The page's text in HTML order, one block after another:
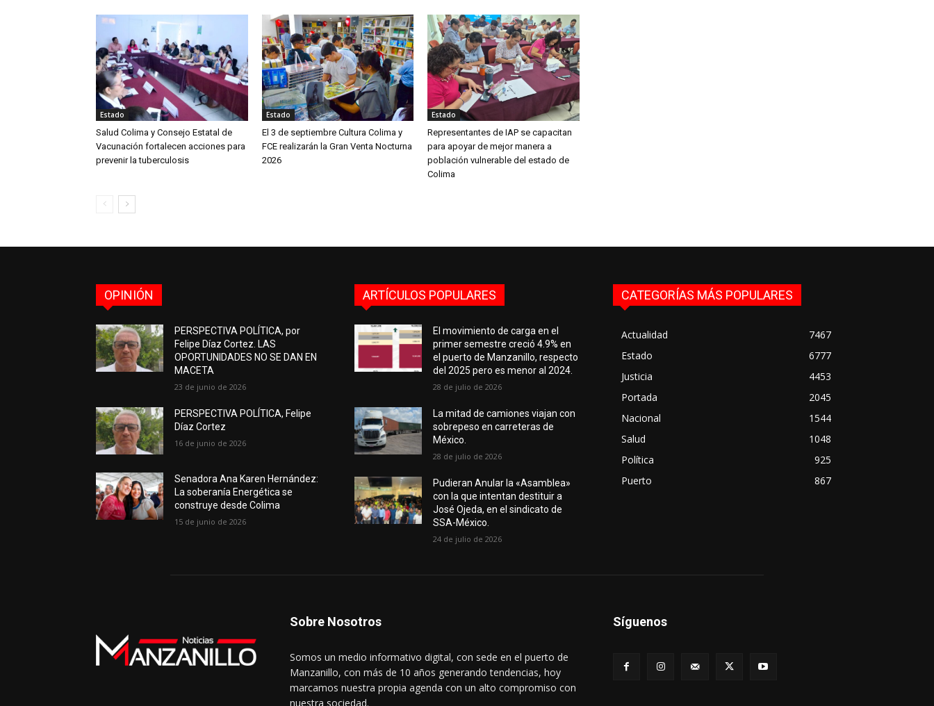
Estado
Salud Colima y Consejo Estatal de
Vacunación fortalecen acciones para
prevenir la tuberculosis
Estado
El 3 de septiembre Cultura Colima y
FCE realizarán la Gran Venta Nocturna
2026
Estado
Representantes de IAP se capacitan
para apoyar de mejor manera a
población vulnerable del estado de
Colima
OPINIÓN
PERSPECTIVA POLÍTICA, por
Felipe Díaz Cortez. LAS
OPORTUNIDADES NO SE DAN EN
MACETA
23 de junio de 2026
PERSPECTIVA POLÍTICA, Felipe
Díaz Cortez
16 de junio de 2026
Senadora Ana Karen Hernández:
La soberanía Energética se
construye desde Colima
15 de junio de 2026
ARTÍCULOS POPULARES
El movimiento de carga en el
primer semestre creció 4.9% en
el puerto de Manzanillo, respecto
del 2025 pero es menor al 2024.
28 de julio de 2026
La mitad de camiones viajan con
sobrepeso en carreteras de
México.
28 de julio de 2026
Pudieran Anular la «Asamblea»
con la que intentan destituir a
José Ojeda, en el sindicato de
SSA-México.
24 de julio de 2026
CATEGORÍAS MÁS POPULARES
Actualidad
7467
Estado
6777
Justicia
4453
Portada
2045
Nacional
1544
Salud
1048
Política
925
Puerto
867
Sobre Nosotros
Somos un medio informativo digital, con sede en el puerto de
Manzanillo, con más de 10 años generando tendencias, hoy
marcamos nuestra propia agenda con un alto compromiso con
nuestra sociedad.
Síguenos